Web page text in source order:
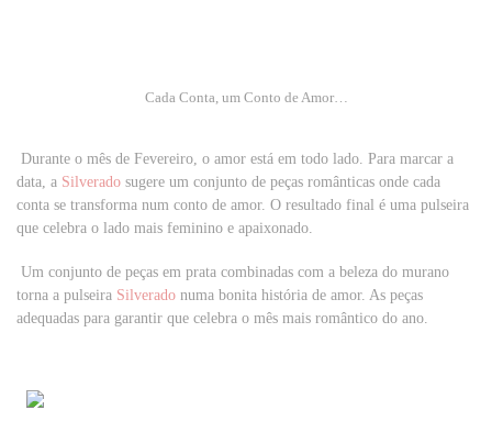
Cada Conta, um Conto de Amor‏…
Durante o mês de Fevereiro, o amor está em todo lado. Para marcar a
data, a Silverado sugere um conjunto de peças românticas onde cada
conta se transforma num conto de amor. O resultado final é uma pulseira
que celebra o lado mais feminino e apaixonado.
Um conjunto de peças em prata combinadas com a beleza do murano
torna a pulseira Silverado numa bonita história de amor. As peças
adequadas para garantir que celebra o mês mais romântico do ano.